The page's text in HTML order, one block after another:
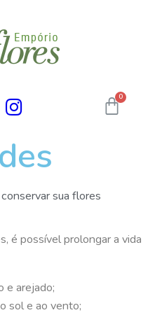
sua flores
é possível prolongar a vida
e arejado;
sol e ao vento;